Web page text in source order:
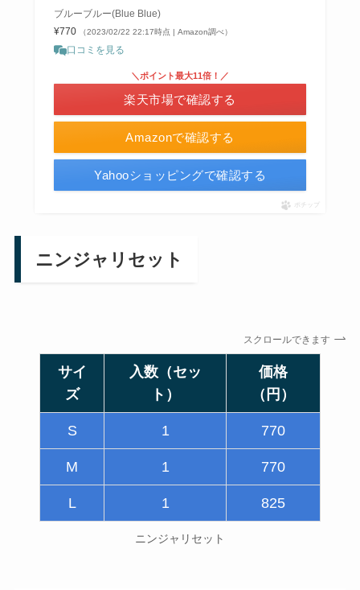
ブルーブルー(Blue Blue)
¥770
（2023/02/22 22:17時点 | Amazon調べ）
口コミを見る
Amazonで確認する
＼ポイント最大11倍！／
楽天市場で確認する
Yahooショッピングで確認する
ポチップ
ニンジャリセット
スクロールできます
サイ
ズ
入数（セッ
ト）
価格
（円）
S 1 770
M 1 770
L 1 825
ニンジャリセット